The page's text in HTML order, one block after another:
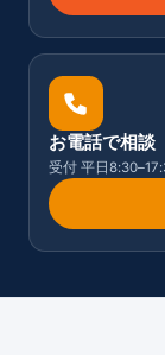
お電話で相談
受付 平日